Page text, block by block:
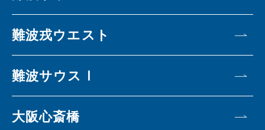
難波戎ウエスト
難波サウスⅠ
大阪心斎橋